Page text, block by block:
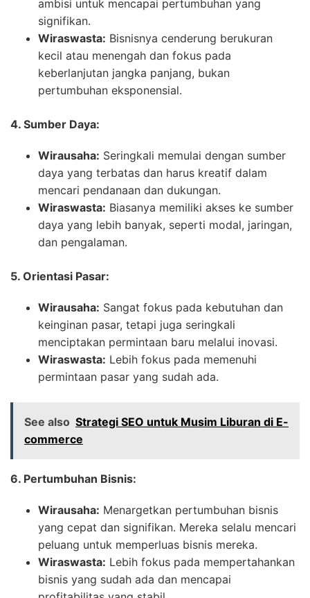
ambisi untuk mencapai pertumbuhan yang
signifikan.
Wiraswasta: Bisnisnya cenderung berukuran
kecil atau menengah dan fokus pada
keberlanjutan jangka panjang, bukan
pertumbuhan eksponensial.
4. Sumber Daya:
Wirausaha: Seringkali memulai dengan sumber
daya yang terbatas dan harus kreatif dalam
mencari pendanaan dan dukungan.
Wiraswasta: Biasanya memiliki akses ke sumber
daya yang lebih banyak, seperti modal, jaringan,
dan pengalaman.
5. Orientasi Pasar:
Wirausaha: Sangat fokus pada kebutuhan dan
keinginan pasar, tetapi juga seringkali
menciptakan permintaan baru melalui inovasi.
Wiraswasta: Lebih fokus pada memenuhi
permintaan pasar yang sudah ada.
See also Strategi SEO untuk Musim Liburan di E-
commerce
6. Pertumbuhan Bisnis:
Wirausaha: Menargetkan pertumbuhan bisnis
yang cepat dan signifikan. Mereka selalu mencari
peluang untuk memperluas bisnis mereka.
Wiraswasta: Lebih fokus pada mempertahankan
bisnis yang sudah ada dan mencapai